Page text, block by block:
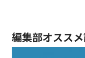
編集部オスス